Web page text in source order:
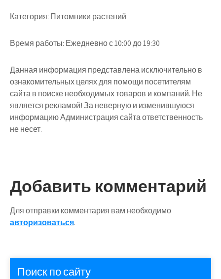
Категория: Питомники растений
Время работы: Ежедневно с 10:00 до 19:30
Данная информация представлена исключительно в
ознакомительных целях для помощи посетителям
сайта в поиске необходимых товаров и компаний. Не
является рекламой! За неверную и изменившуюся
информацию Администрация сайта ответственность
не несет.
Добавить комментарий
Для отправки комментария вам необходимо
авторизоваться.
Поиск по сайту